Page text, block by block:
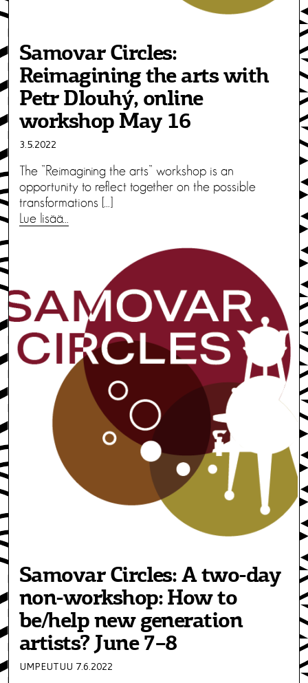
Samovar Circles:
Reimagining the arts with
Petr Dlouhý, online
workshop May 16
3.5.2022
The ”Reimagining the arts” workshop is an
opportunity to reflect together on the possible
transformations […]
Lue lisää…
Samovar Circles: A two-day
non-workshop: How to
be/help new generation
artists? June 7–8
UMPEUTUU 7.6.2022